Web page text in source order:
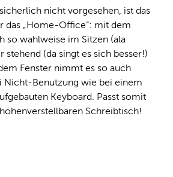
nicht vorgesehen, ist das
das „Home-Office“: mit dem
so wahlweise im Sitzen (ala
stehend (da singt es sich besser!)
Fenster nimmt es so auch
Nicht-Benutzung wie bei einem
Keyboard. Passt somit
Schreibtisch!